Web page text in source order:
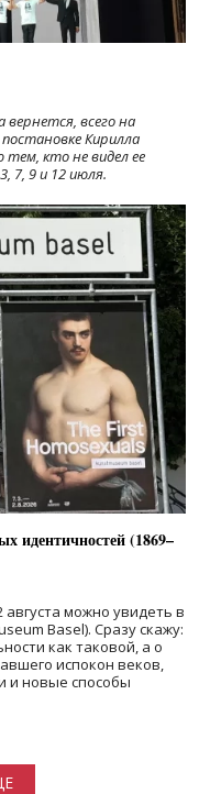
всего на
Кирилла
тем, кто не видел ее
7, 9 и 12 июля.
идентичностей (1869–
можно увидеть в
Basel). Сразу скажу:
как таковой, а о
испокон веков,
и новые способы